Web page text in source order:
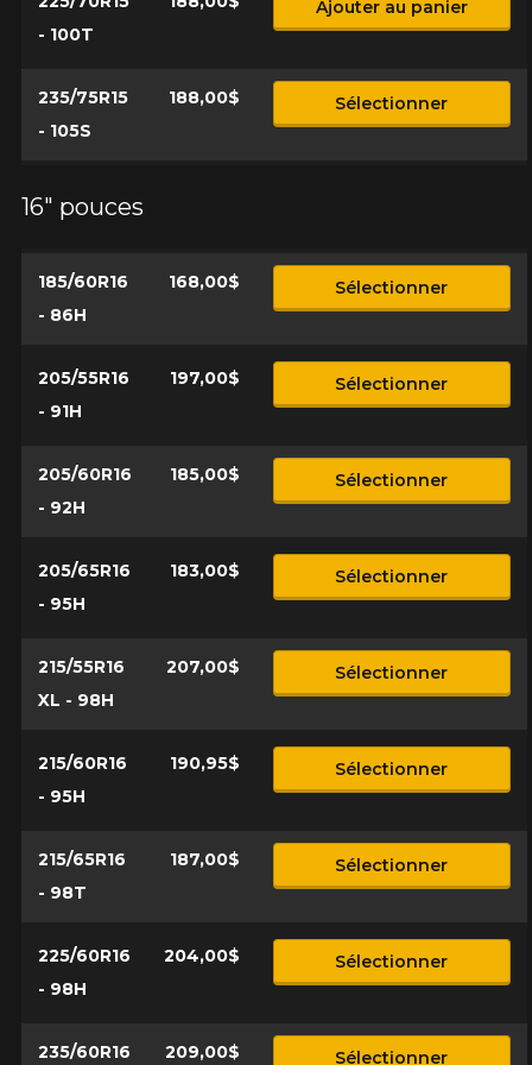
- 100T
Ajouter au panier
235/75R15
- 105S
188,00$ Sélectionner
16" pouces
185/60R16
- 86H
168,00$ Sélectionner
205/55R16
- 91H
197,00$ Sélectionner
205/60R16
- 92H
185,00$ Sélectionner
205/65R16
- 95H
183,00$ Sélectionner
215/55R16
XL - 98H
207,00$ Sélectionner
215/60R16
- 95H
190,95$ Sélectionner
215/65R16
- 98T
187,00$ Sélectionner
225/60R16
- 98H
204,00$ Sélectionner
235/60R16 209,00$ Sélectionner